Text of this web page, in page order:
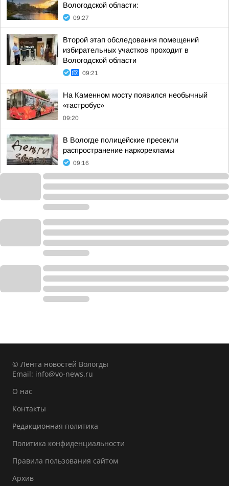
Вологодской области:
09:27
Второй этап обследования помещений
избирательных участков проходит в
Вологодской области
09:21
На Каменном мосту появился необычный
«гастробус»
09:20
В Вологде полицейские пресекли
распространение наркорекламы
09:16
© Лента новостей Вологды
Email: info@vo-news.ru
О нас
Контакты
Редакционная политика
Политика конфиденциальности
Правила пользования сайтом
Архив